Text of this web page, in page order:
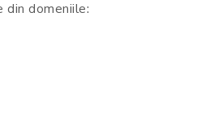
din domeniile: